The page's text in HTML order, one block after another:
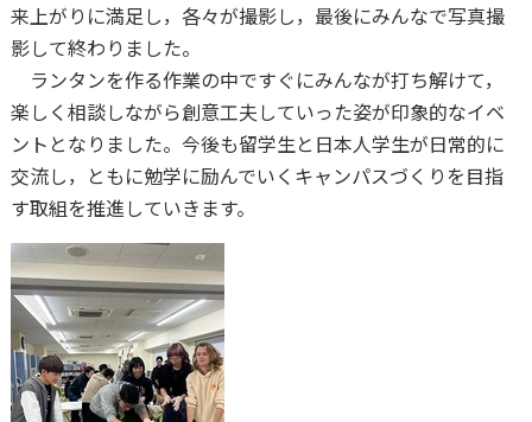
来上がりに満足し，各々が撮影し，最後にみんなで写真撮
影して終わりました。
ランタンを作る作業の中ですぐにみんなが打ち解けて，
楽しく相談しながら創意工夫していった姿が印象的なイベ
ントとなりました。今後も留学生と日本人学生が日常的に
交流し，ともに勉学に励んでいくキャンパスづくりを目指
す取組を推進していきます。